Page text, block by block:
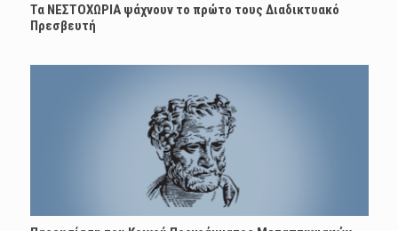
Τα ΝΕΣΤΟΧΩΡΙΑ ψάχνουν το πρώτο τους Διαδικτυακό
Πρεσβευτή